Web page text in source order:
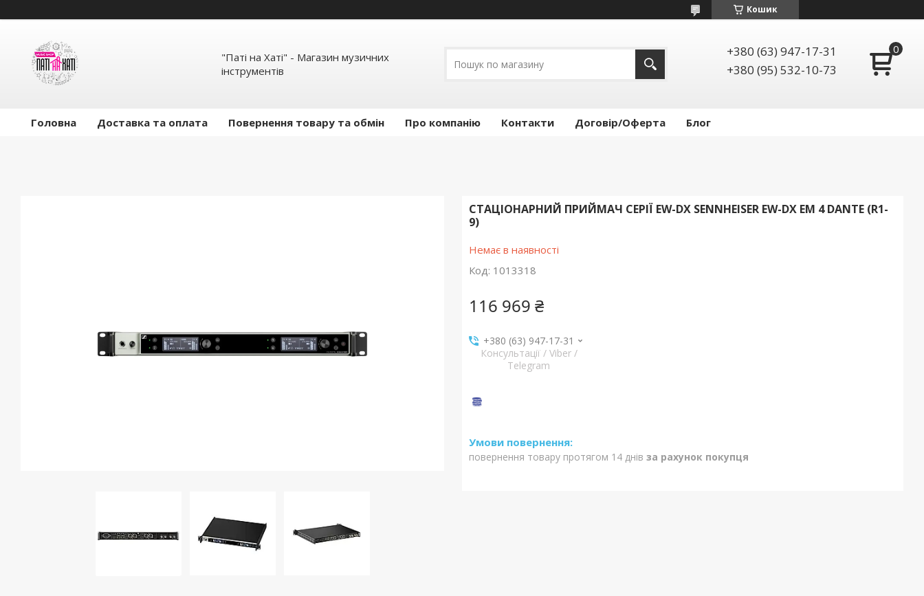
Кошик
"Паті на Хаті" - Магазин музичних
інструментів
+380 (63) 947-17-31
+380 (95) 532-10-73
Головна Доставка та оплата Повернення товару та обмін Про компанію Контакти Договір/Оферта Блог
СТАЦІОНАРНИЙ ПРИЙМАЧ СЕРІЇ EW-DX SENNHEISER EW-DX EM 4 DANTE (R1-
9)
Немає в наявності
Код: 1013318
116 969 ₴
+380 (63) 947-17-31
Консультації / Viber /
Telegram
повернення товару протягом 14 днів за рахунок покупця